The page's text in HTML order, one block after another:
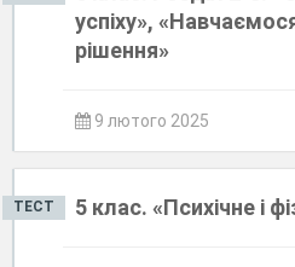
успіху»,
рішення»
9 лютого 2025
ТЕСТ 5 клас. «Психічне і